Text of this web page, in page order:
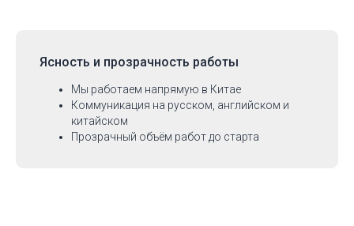
Ясность и прозрачность работы
Мы работаем напрямую в Китае
Коммуникация на русском, английском и
китайском
Прозрачный объём работ до старта